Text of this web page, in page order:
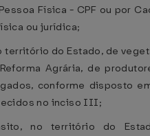
Física - CPF ou por
ou jurídica;
do Estado, de
Agrária, de
conforme disposto
no inciso III;
no território do